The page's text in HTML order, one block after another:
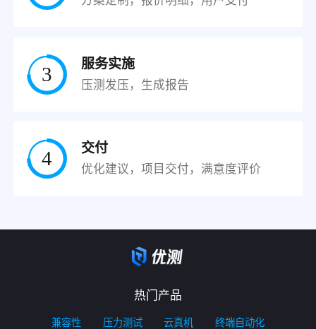
3 服务实施
压测发压，生成报告
4 交付
优化建议，项目交付，满意度评价
热门产品
兼容性 压力测试 云真机 终端自动化